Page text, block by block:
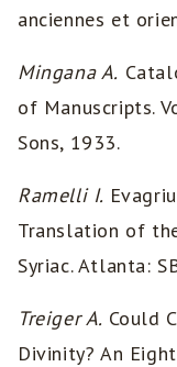
anciennes et
Mingana A.
of Manuscripts.
Sons, 1933.
Ramelli I.
Translation of
Syriac. Atlanta:
Treiger A. Could
Divinity? An